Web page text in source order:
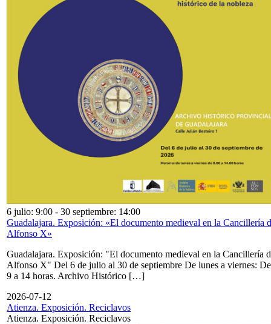
6 julio: 9:00 - 30 septiembre: 14:00
Guadalajara. Exposición: «El documento medieval en la Cancillería
Alfonso X»
Guadalajara. Exposición: "El documento medieval en la Cancillería
Alfonso X" Del 6 de julio al 30 de septiembre De lunes a viernes: De
9 a 14 horas. Archivo Histórico […]
2026-07-12
Atienza. Exposición. Reciclavos
Atienza. Exposición. Reciclavos